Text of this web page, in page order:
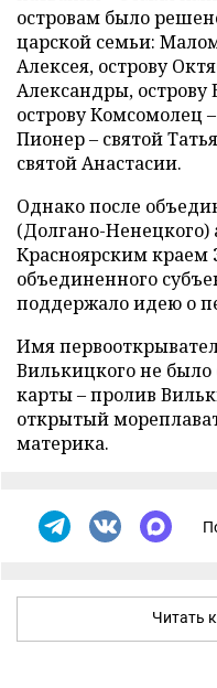
островам было
царской семьи:
Алексея, острову
Александры, острову
острову Комсомолец
Пионер – святой
святой Анастасии.
Однако после
(Долгано-Ненецкого)
Красноярским краем
объединенного
поддержало идею о
Имя
Вилькицкого не было
карты – пролив
открытый
материка.
Читать